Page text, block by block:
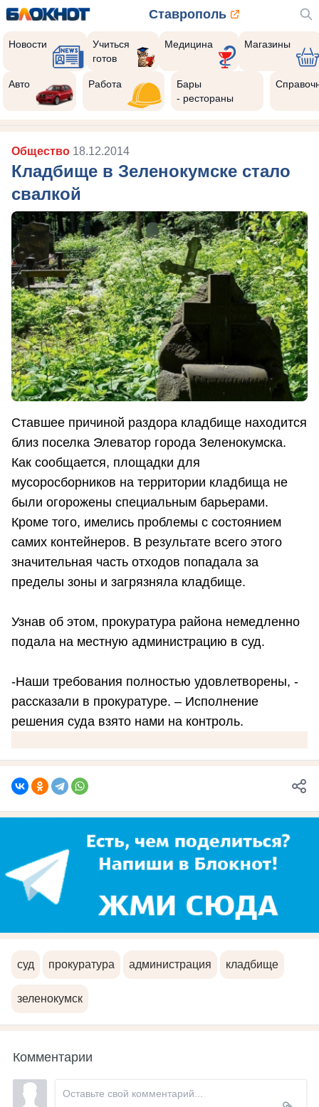
Ставрополь
Новости
Учиться
готов
Медицина Магазины
Авто Работа
Бары
- рестораны
Общество 18.12.2014
Кладбище в Зеленокумске стало
свалкой
Ставшее причиной раздора кладбище находится
близ поселка Элеватор города Зеленокумска.
Как сообщается, площадки для
мусоросборников на территории кладбища не
были огорожены специальным барьерами.
Кроме того, имелись проблемы с состоянием
самих контейнеров. В результате всего этого
значительная часть отходов попадала за
пределы зоны и загрязняла кладбище.
Узнав об этом, прокуратура района немедленно
подала на местную администрацию в суд.
-Наши требования полностью удовлетворены, -
рассказали в прокуратуре. – Исполнение
решения суда взято нами на контроль.
суд прокуратура администрация кладбище
зеленокумск
Комментарии